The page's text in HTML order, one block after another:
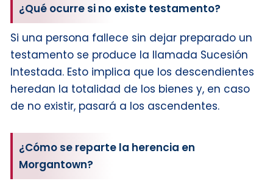
¿Qué ocurre si no existe testamento?
Si una persona fallece sin dejar preparado un
testamento se produce la llamada Sucesión
Intestada. Esto implica que los descendientes
heredan la totalidad de los bienes y, en caso
de no existir, pasará a los ascendentes.
¿Cómo se reparte la herencia en
Morgantown?